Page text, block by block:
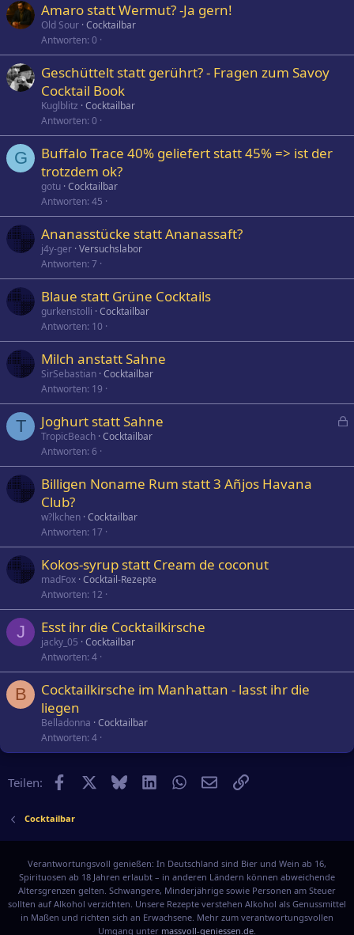
Amaro statt Wermut? -Ja gern!
Old Sour Cocktailbar
Antworten 0
Geschüttelt statt gerührt? - Fragen zum Savoy
Cocktail Book
Kuglblitz Cocktailbar
Antworten 0
G
Buffalo Trace 40% geliefert statt 45% => ist der
trotzdem ok?
gotu Cocktailbar
Antworten 45
Ananasstücke statt Ananassaft?
j4y-ger Versuchslabor
Antworten 7
Blaue statt Grüne Cocktails
gurkenstolli Cocktailbar
Antworten 10
Milch anstatt Sahne
SirSebastian Cocktailbar
Antworten 19
T
p
Joghurt statt Sahne
TropicBeach Cocktailbar
Antworten 6
Billigen Noname Rum statt 3 Añjos Havana
Club?
w?lkchen Cocktailbar
Antworten 17
Kokos-syrup statt Cream de coconut
madFox Cocktail-Rezepte
Antworten 12
J Esst ihr die Cocktailkirsche
jacky_05 Cocktailbar
Antworten 4
B
Cocktailkirsche im Manhattan - lasst ihr die
liegen
Belladonna Cocktailbar
Antworten 4
Teilen: Facebook BlueskyLinkedInWhatsApp
E-MailLink
Cocktailbar
Verantwortungsvoll genießen: In Deutschland sind Bier und Wein ab 16,
Spirituosen ab 18 Jahren erlaubt – in anderen Ländern können abweichende
Altersgrenzen gelten. Schwangere, Minderjährige sowie Personen am Steuer
sollten auf Alkohol verzichten. Unsere Rezepte verstehen Alkohol als Genussmittel
in Maßen und richten sich an Erwachsene. Mehr zum verantwortungsvollen
Umgang unter massvoll-geniessen.de.